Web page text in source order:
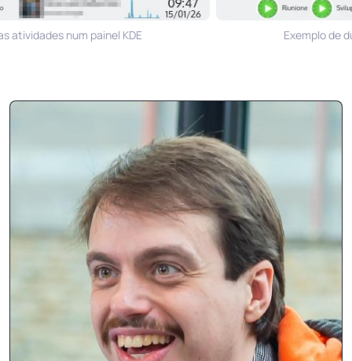
atividades num painel KDE Exemplo de